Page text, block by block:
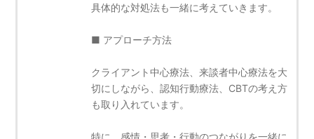
具体的な対処法も一緒に考えていきます。
■ アプローチ方法
クライアント中心療法、来談者中心療法を大
切にしながら、認知行動療法、CBTの考え方
も取り入れています。